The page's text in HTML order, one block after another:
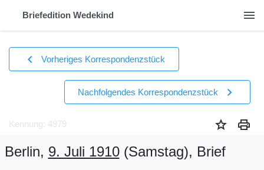
Briefedition Wedekind menu
chevron_left Vorheriges Korrespondenzstück
Nachfolgendes Korrespondenzstück chevron_right
Kennung: 4979 star print
Berlin, 9. Juli 1910(Samstag), Brief